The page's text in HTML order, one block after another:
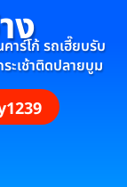
ง
าร์โก้ รถเฮี๊ยบรับ
ะเช้าติดปลายบูม